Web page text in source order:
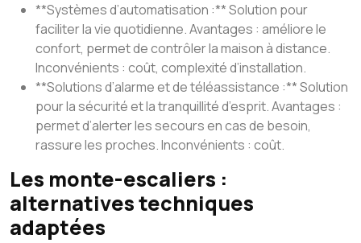
**Systèmes d’automatisation :** Solution pour
faciliter la vie quotidienne. Avantages : améliore le
confort, permet de contrôler la maison à distance.
Inconvénients : coût, complexité d’installation.
**Solutions d’alarme et de téléassistance :** Solution
pour la sécurité et la tranquillité d’esprit. Avantages :
permet d’alerter les secours en cas de besoin,
rassure les proches. Inconvénients : coût.
Les monte-escaliers :
alternatives techniques
adaptées